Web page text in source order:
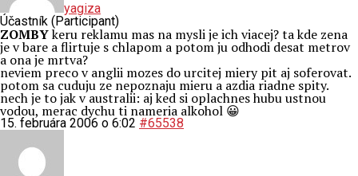
yagiza
Účastník (Participant)
ZOMBYkeru reklamu mas na mysli je ich viacej? ta kde zena
je v bare a flirtuje s chlapom a potom ju odhodi desat metrov
a ona je mrtva?
neviem preco v anglii mozes do urcitej miery pit aj soferovat.
potom sa cuduju ze nepoznaju mieru a azdia riadne spity.
nech je to jak v australii: aj ked si oplachnes hubu ustnou
vodou, merac dychu ti nameria alkohol 😀
15. februára 2006 o 6:02 #65538